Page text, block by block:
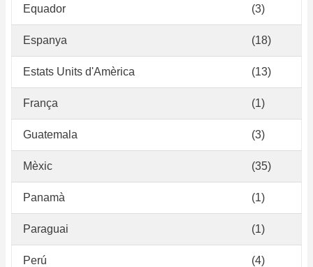
Equador (3)
Espanya (18)
Estats Units d'Amèrica (13)
França (1)
Guatemala (3)
Mèxic (35)
Panamà (1)
Paraguai (1)
Perú (4)